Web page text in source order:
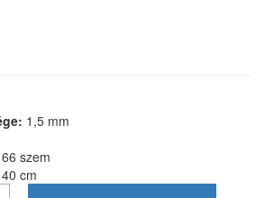
1,5 mm
66 szem
40 cm